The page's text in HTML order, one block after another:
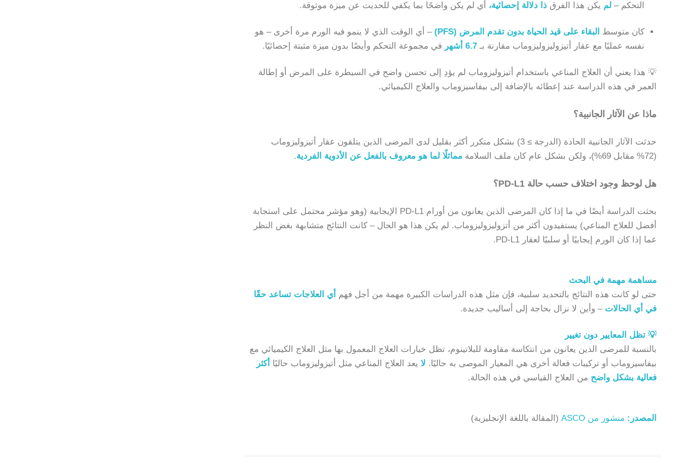
التحكم – لم يكن هذا الفرق ذا دلالة إحصائية، أي لم يكن واضحًا بما يكفي للحديث عن ميزة موثوقة.
كان متوسط البقاء على قيد الحياة بدون تقدم المرض (PFS)
– أي الوقت الذي لا ينمو فيه الورم مرة أخرى – هو
نفسه عمليًا مع عقار أتيزوليزوليزوماب مقارنة بـ 6.7 أشهر في مجموعة التحكم وأيضًا بدون ميزة مثبتة إحصائيًا.
💡 هذا يعني أن العلاج المناعي باستخدام أتيزوليزوماب لم يؤدِ إلى تحسن واضح في السيطرة على المرض أو إطالة
العمر في هذه الدراسة عند إعطائه بالإضافة إلى بيفاسيزوماب والعلاج الكيميائي.
ماذا عن الآثار الجانبية؟
حدثت الآثار الجانبية الحادة (الدرجة ≥ 3) بشكل متكرر أكثر بقليل لدى المرضى الذين يتلقون عقار أتيزوليزوماب
(72% مقابل 69%)، ولكن بشكل عام كان ملف السلامة
مماثلًا لما هو معروف بالفعل عن الأدوية الفردية.
هل لوحظ وجود اختلاف حسب حالة PD-L1؟
بحثت الدراسة أيضًا في ما إذا كان المرضى الذين يعانون من أورام PD-L1 الإيجابية (وهو مؤشر محتمل على استجابة
أفضل للعلاج المناعي) يستفيدون أكثر من أتزوليزوليزوماب. لم يكن هذا هو الحال – كانت النتائج متشابهة بغض النظر
عما إذا كان الورم إيجابيًا أو سلبيًا لعقار PD-L1.
مساهمة مهمة في البحث
حتى لو كانت هذه النتائج بالتحديد سلبية، فإن مثل هذه الدراسات الكبيرة مهمة من أجل فهم أي العلاجات تساعد حقًا
في أي الحالات – وأين لا نزال بحاجة إلى أساليب جديدة.
💡 تظل المعايير دون تغيير
بالنسبة للمرضى الذين يعانون من انتكاسة مقاومة للبلاتينوم، تظل خيارات العلاج المعمول بها مثل العلاج الكيميائي مع
بيفاسيزوماب أو تركيبات فعالة أخرى هي المعيار الموصى به حاليًا. لا يعد العلاج المناعي مثل أتيزوليزوماب حاليًا أكثر
فعالية بشكل واضح من العلاج القياسي في هذه الحالة.
المصدر: منشور من ASCO (المقالة باللغة الإنجليزية)